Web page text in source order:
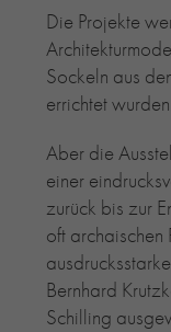
ÜBER UNS
BLOG
Die Projekte
Sockeln aus
errichtet
Aber die
einer
zurück bis zur
oft archaischen
Bernhard
Schilling